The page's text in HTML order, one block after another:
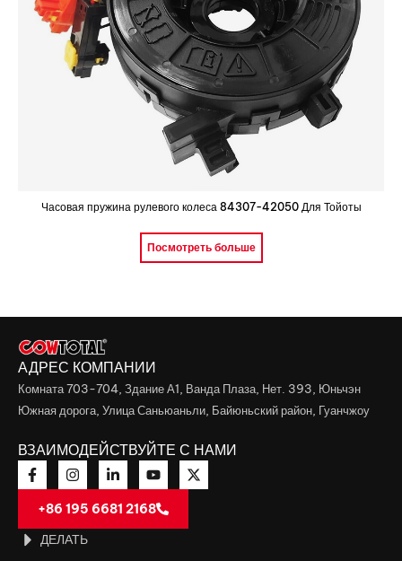
Часовая пружина рулевого колеса 84307-42050 Для Тойоты
Посмотреть больше
АДРЕС КОМПАНИИ
Комната 703-704, Здание А1, Ванда Плаза, Нет. 393, Юньчэн
Южная дорога, Улица Саньюаньли, Байюньский район, Гуанчжоу
ВЗАИМОДЕЙСТВУЙТЕ С НАМИ
+86 195 6681 2168
ДЕЛАТЬ